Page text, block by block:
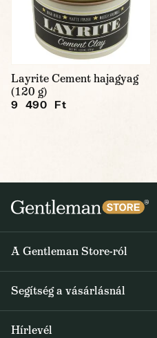
Layrite Cement hajagyag
(120 g)
9 490 Ft
A Gentleman Store-ról
Rólunk
Journal
Segítség a vásárlásnál
Hírlevél